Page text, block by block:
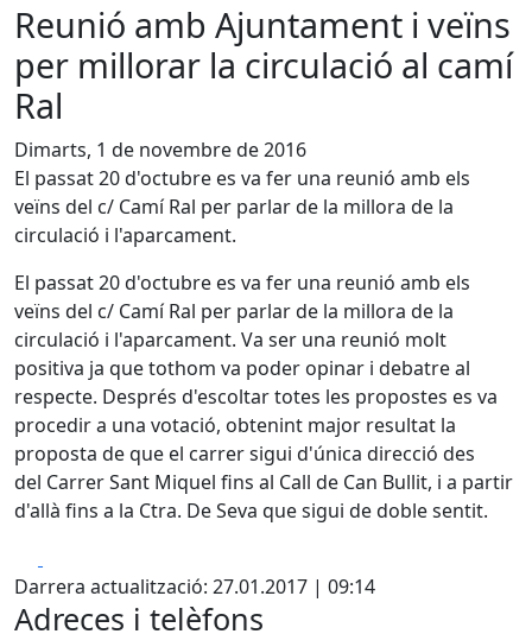
Reunió amb Ajuntament i veïns
per millorar la circulació al camí
Ral
Dimarts, 1 de novembre de 2016
El passat 20 d'octubre es va fer una reunió amb els
veïns del c/ Camí Ral per parlar de la millora de la
circulació i l'aparcament.
El passat 20 d'octubre es va fer una reunió amb els
veïns del c/ Camí Ral per parlar de la millora de la
circulació i l'aparcament. Va ser una reunió molt
positiva ja que tothom va poder opinar i debatre al
respecte. Després d'escoltar totes les propostes es va
procedir a una votació, obtenint major resultat la
proposta de que el carrer sigui d'única direcció des
del Carrer Sant Miquel fins al Call de Can Bullit, i a partir
d'allà fins a la Ctra. De Seva que sigui de doble sentit.
Darrera actualització: 27.01.2017 | 09:14
Adreces i telèfons